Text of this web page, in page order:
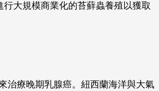
大規模商業化的苔蘚蟲養殖以獲取
治療晚期乳腺癌。紐西蘭海洋與大氣